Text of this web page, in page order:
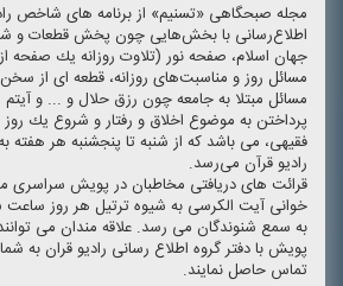
مجله صبحگاهی «تسنیم» از برنامه های شاخص
اطلاع‌رسانی با بخش‌هایی چون پخش قطعات و
جهان اسلام، صفحه نور (تلاوت روزانه یك صفحه
مسائل روز و مناسبت‌های روزانه، قطعه ای از سخن
مسائل مبتلا به جامعه چون رزق حلال و ... و
پرداختن به موضوع اخلاق و رفتار و شروع یك روز
فقیهی، می باشد كه از شنبه تا پنجشنبه هر هفته
رادیو قرآن می‌رسد.
قرائت های دریافتی مخاطبان در پویش سراسری
به سمع شنوندگان می رسد. علاقه مندان می
تماس حاصل نمایند.